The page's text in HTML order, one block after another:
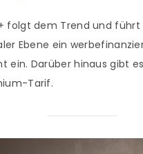
folgt dem Trend und
Ebene ein
ein. Darüber hinaus gibt
Tarif.